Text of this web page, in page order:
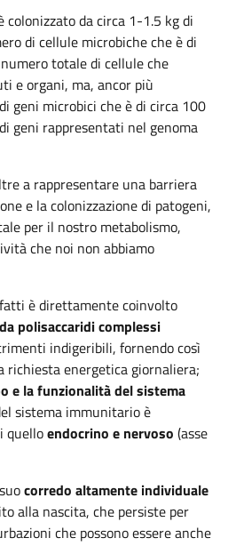
da circa 1-1.5 kg di
di cellule microbiche che è di
totale di cellule che
e organi, ma, ancor più
geni microbici che è di circa 100
geni rappresentati nel genoma
a rappresentare una barriera
e la colonizzazione di patogeni,
per il nostro metabolismo,
che noi non abbiamo
è direttamente coinvolto
polisaccaridi complessi
indigeribili, fornendo così
richiesta energetica giornaliera;
e la funzionalità del sistema
sistema immunitario è
quelloendocrino e nervoso (asse
corredo altamente individuale
alla nascita, che persiste per
che possono essere anche